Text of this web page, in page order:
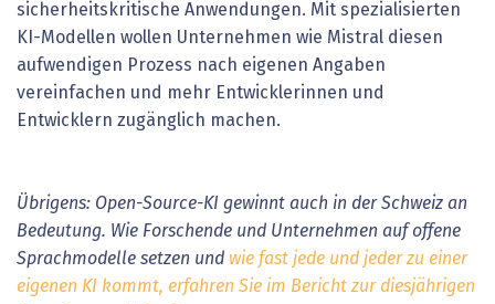
sicherheitskritische Anwendungen. Mit spezialisierten
KI-Modellen wollen Unternehmen wie Mistral diesen
aufwendigen Prozess nach eigenen Angaben
vereinfachen und mehr Entwicklerinnen und
Entwicklern zugänglich machen.
Übrigens: Open-Source-KI gewinnt auch in der Schweiz an
Bedeutung. Wie Forschende und Unternehmen auf offene
Sprachmodelle setzen und wie fast jede und jeder zu einer
eigenen KI kommt, erfahren Sie im Bericht zur diesjährigen